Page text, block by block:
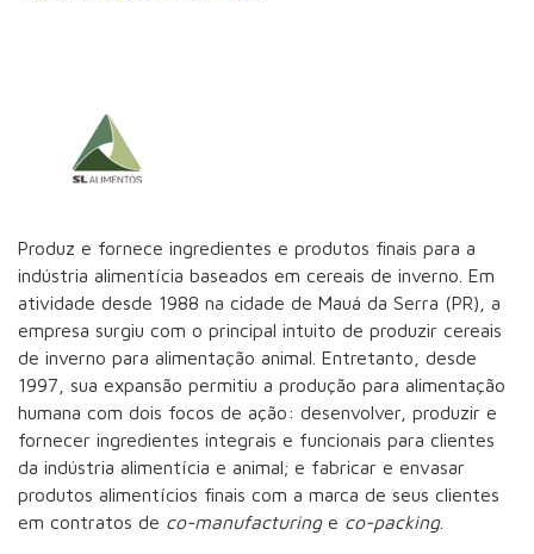
Produz e fornece ingredientes e produtos finais para a
indústria alimentícia baseados em cereais de inverno. Em
atividade desde 1988 na cidade de Mauá da Serra (PR), a
empresa surgiu com o principal intuito de produzir cereais
de inverno para alimentação animal. Entretanto, desde
1997, sua expansão permitiu a produção para alimentação
humana com dois focos de ação: desenvolver, produzir e
fornecer ingredientes integrais e funcionais para clientes
da indústria alimentícia e animal; e fabricar e envasar
produtos alimentícios finais com a marca de seus clientes
em contratos de co-manufacturinge co-packing.